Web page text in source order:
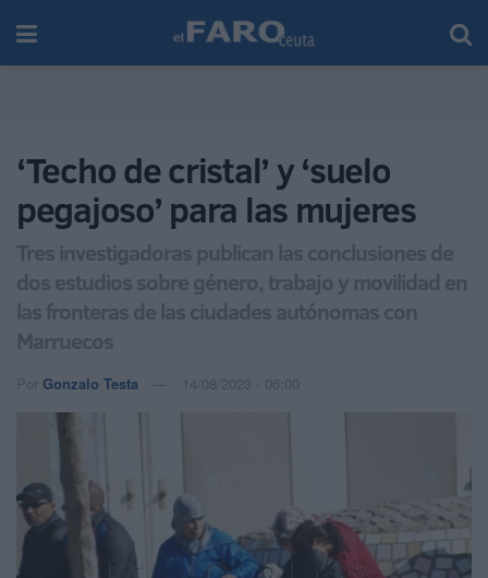
‘Techo de cristal’ y ‘suelo
pegajoso’ para las mujeres
Tres investigadoras publican las conclusiones de
dos estudios sobre género, trabajo y movilidad en
las fronteras de las ciudades autónomas con
Marruecos
Por Gonzalo Testa 14/08/2023 - 06:00